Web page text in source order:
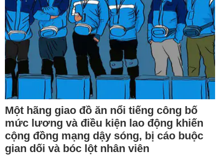
Một hãng giao đồ ăn nổi tiếng công bố
mức lương và điều kiện lao động khiến
cộng đồng mạng dậy sóng, bị cáo buộc
gian dối và bóc lột nhân viên